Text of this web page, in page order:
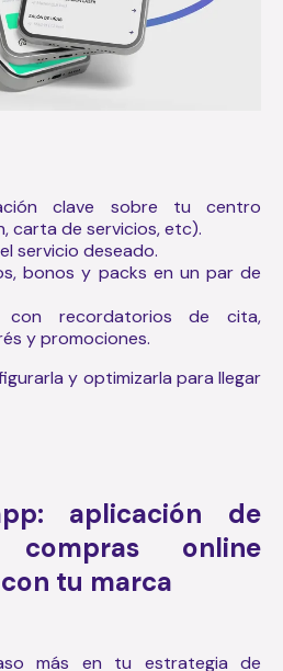
clave sobre tu centro
carta de servicios, etc).
servicio deseado.
bonos y packs en un par de
con recordatorios de cita,
y promociones.
y optimizarla para llegar
aplicación de
online
tu marca
más en tu estrategia de